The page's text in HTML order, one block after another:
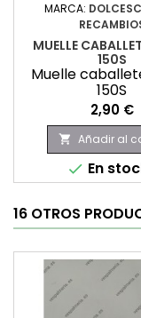
MARCA:
MUELLE
150S
Muelle
150S
Precio
2,90 €
 Añadir al
 En
16 OTROS